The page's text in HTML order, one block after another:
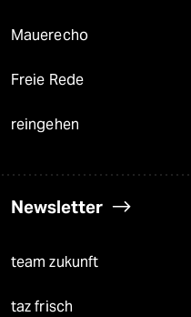
Mauerecho
Freie Rede
reingehen
Newsletter
team zukunft
taz frisch